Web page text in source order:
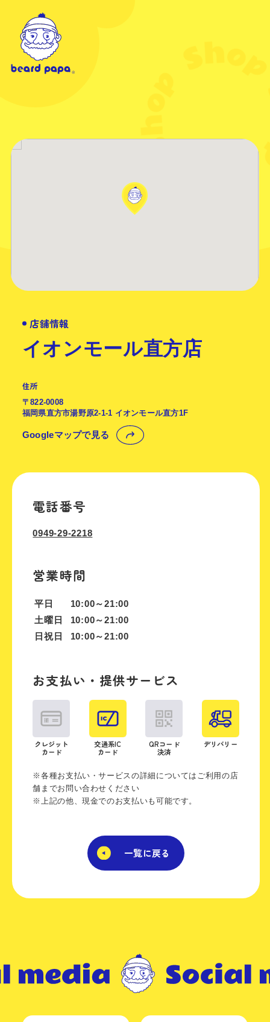
店舗情報
イオンモール直方店
住所
〒822-0008
福岡県直方市湯野原2-1-1 イオンモール直方1F
Googleマップで見る
電話番号
0949-29-2218
営業時間
平日
10:00～21:00
土曜日
10:00～21:00
日祝日
10:00～21:00
お支払い・提供サービス
クレジット
カード
交通系IC
カード
QRコード
決済
デリバリー
※各種お支払い・サービスの詳細についてはご利用の店
舗までお問い合わせください
※上記の他、現金でのお支払いも可能です。
一覧に戻る